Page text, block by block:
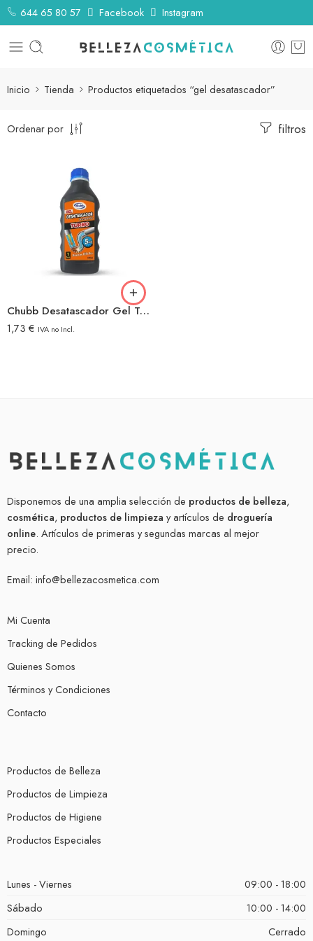
644 65 80 57 Facebook Instagram
Inicio Tienda Productos etiquetados “gel desatascador”
filtros
Ordenar por
Chubb Desatascador Gel Turbo 500ml
1,73 € IVA no Incl.
Disponemos de una amplia selección de productos de belleza,
cosmética, productos de limpieza y artículos de droguería
online. Artículos de primeras y segundas marcas al mejor
precio.
Email: info@bellezacosmetica.com
Mi Cuenta
Tracking de Pedidos
Quienes Somos
Términos y Condiciones
Contacto
Productos de Belleza
Productos de Limpieza
Productos de Higiene
Productos Especiales
Lunes - Viernes
09:00 - 18:00
Sábado
10:00 - 14:00
Domingo
Cerrado